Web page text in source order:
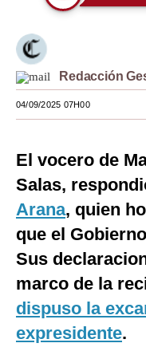
Mundo
EEUU
México
Internacional
Tecnología
Mix
G de Gestión
Notas Contratadas
Redacción
04/09/2025 07H00
El vocero de
Salas,
Arana, quien
que el
Sus
marco de la
dispuso la
expresidente.